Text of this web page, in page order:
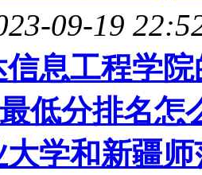
09-19
息工程学
低分排名怎
学和新疆